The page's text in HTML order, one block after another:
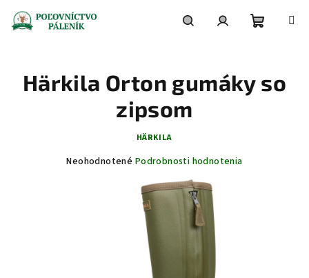
obsah
košík
Härkila Orton gumáky so
zipsom
HÄRKILA
Priemerné
Neohodnotené Podrobnosti hodnotenia